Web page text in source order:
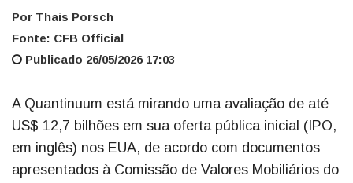
Por Thais Porsch
Fonte: CFB Official
Publicado 26/05/2026 17:03
A Quantinuum está mirando uma avaliação de até
US$ 12,7 bilhões em sua oferta pública inicial (IPO,
em inglês) nos EUA, de acordo com documentos
apresentados à Comissão de Valores Mobiliários do